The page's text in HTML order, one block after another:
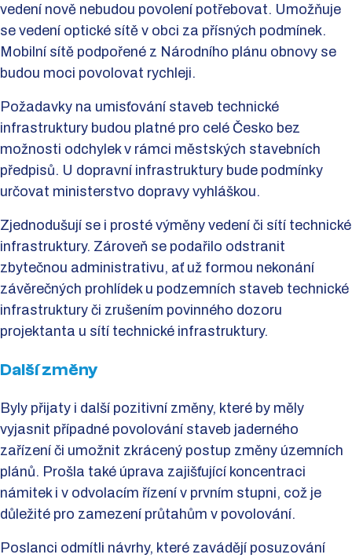
vedení nově nebudou povolení potřebovat. Umožňuje
se vedení optické sítě v obci za přísných podmínek.
Mobilní sítě podpořené z Národního plánu obnovy se
budou moci povolovat rychleji.
Požadavky na umisťování staveb technické
infrastruktury budou platné pro celé Česko bez
možnosti odchylek v rámci městských stavebních
předpisů. U dopravní infrastruktury bude podmínky
určovat ministerstvo dopravy vyhláškou.
Zjednodušují se i prosté výměny vedení či sítí technické
infrastruktury. Zároveň se podařilo odstranit
zbytečnou administrativu, ať už formou nekonání
závěrečných prohlídek u podzemních staveb technické
infrastruktury či zrušením povinného dozoru
projektanta u sítí technické infrastruktury.
Další změny
Byly přijaty i další pozitivní změny, které by měly
vyjasnit případné povolování staveb jaderného
zařízení či umožnit zkrácený postup změny územních
plánů. Prošla také úprava zajišťující koncentraci
námitek i v odvolacím řízení v prvním stupni, což je
důležité pro zamezení průtahům v povolování.
Poslanci odmítli návrhy, které zavádějí posuzování